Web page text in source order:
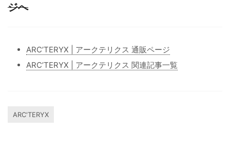
ジへ
ARC’TERYX | アークテリクス 通販ページ
ARC’TERYX | アークテリクス 関連記事一覧
ARC'TERYX